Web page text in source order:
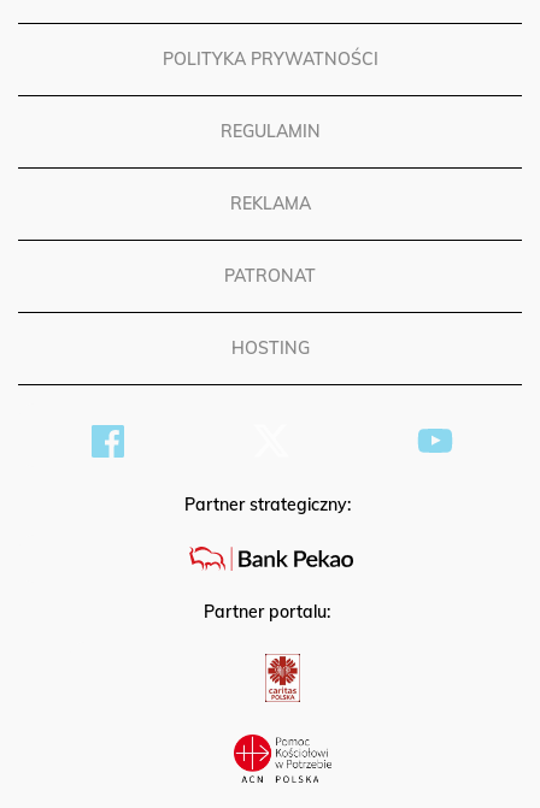
POLITYKA PRYWATNOŚCI
REGULAMIN
REKLAMA
PATRONAT
HOSTING
Partner strategiczny:
Partner portalu: